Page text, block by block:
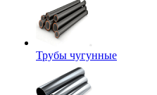
Трубы чугунные